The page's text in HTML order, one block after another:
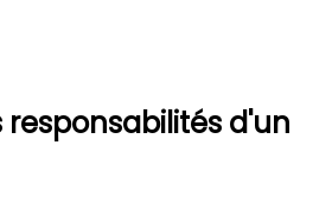
responsabilités d'un